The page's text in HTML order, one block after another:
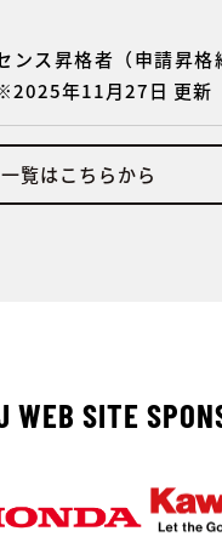
ンス昇格者（申請昇
年11月27日 更新
一覧はこちらから
WEB SITE